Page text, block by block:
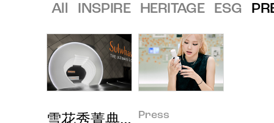
All INSPIRE HERITAGE ESG
Press